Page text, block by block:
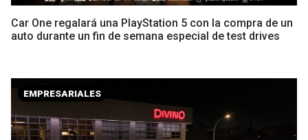
Car One regalará una PlayStation 5 con la compra de un
auto durante un fin de semana especial de test drives
EMPRESARIALES